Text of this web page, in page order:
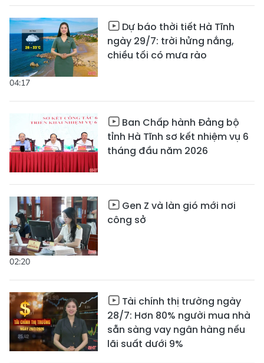
04:17
Dự báo thời tiết Hà Tĩnh
ngày 29/7: trời hửng nắng,
chiều tối có mưa rào
Ban Chấp hành Đảng bộ
tỉnh Hà Tĩnh sơ kết nhiệm vụ 6
tháng đầu năm 2026
02:20
Gen Z và làn gió mới nơi
công sở
Tài chính thị trường ngày
28/7: Hơn 80% người mua nhà
sẵn sàng vay ngân hàng nếu
lãi suất dưới 9%